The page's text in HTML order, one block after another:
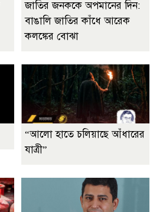
জাতির জনককে অপমানের দিন:
বাঙালি জাতির কাঁধে আরেক
কলঙ্কের বোঝা
“আলো হাতে চলিয়াছে আঁধারের
যাত্রী”